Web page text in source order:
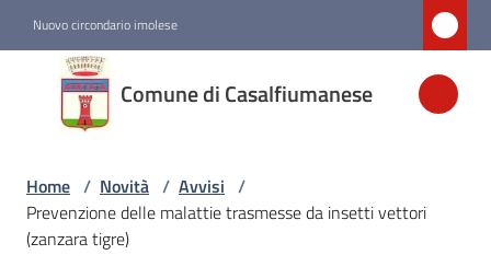
Nuovo circondario imolese
Comune di Casalfiumanese
Comune di
Casalfiumanese
Amministrazione
Home / Novità / Avvisi /
Prevenzione delle malattie trasmesse da insetti vettori
(zanzara tigre)